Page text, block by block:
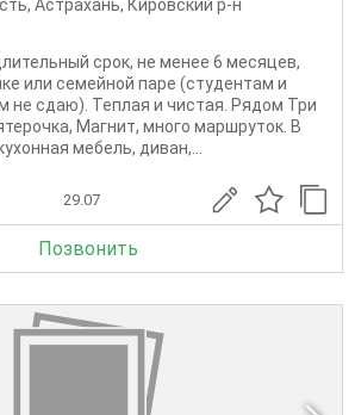
, Астрахань, Кировский р-н
срок, не менее 6 месяцев,
или семейной паре (студентам и
не сдаю). Теплая и чистая. Рядом Три
Магнит, много маршруток. В
мебель, диван,...
29.07
Позвонить